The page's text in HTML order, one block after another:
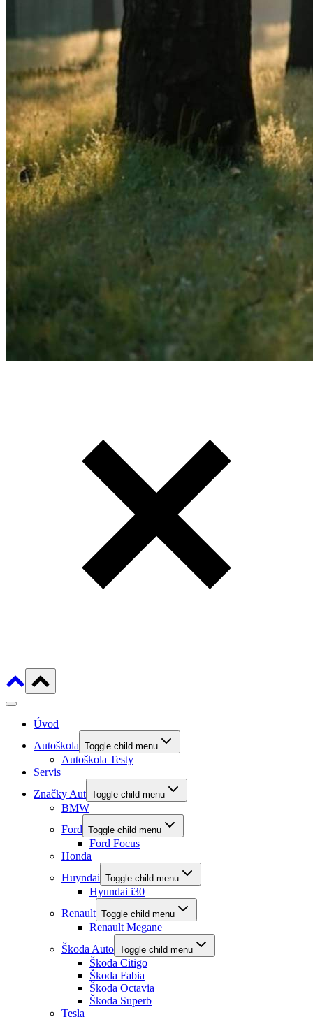
Úvod
Autoškola Toggle child menu
Autoškola Testy
Servis
Značky Aut Toggle child menu
BMW
Ford Toggle child menu
Ford Focus
Honda
Huyndai Toggle child menu
Hyundai i30
Renault Toggle child menu
Renault Megane
Škoda Auto Toggle child menu
Škoda Citigo
Škoda Fabia
Škoda Octavia
Škoda Superb
Tesla